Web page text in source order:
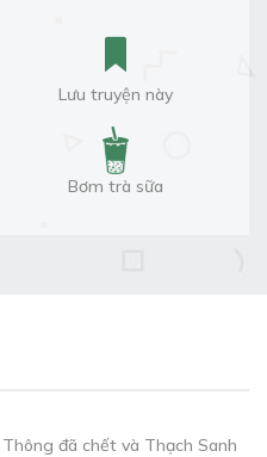
Lưu truyện này
Bơm trà sữa
đã chết và Thạch Sanh